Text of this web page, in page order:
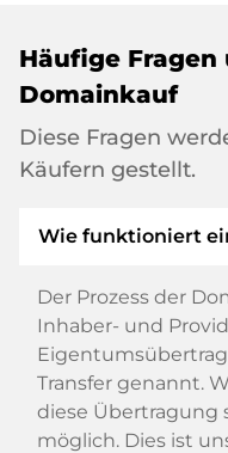
Häufige
Domainkauf
Diese Fragen
Käufern gestellt.
Wie funktioniert
Der Prozess der
Inhaber- und
Transfer genannt.
diese Übertragung
möglich. Dies ist